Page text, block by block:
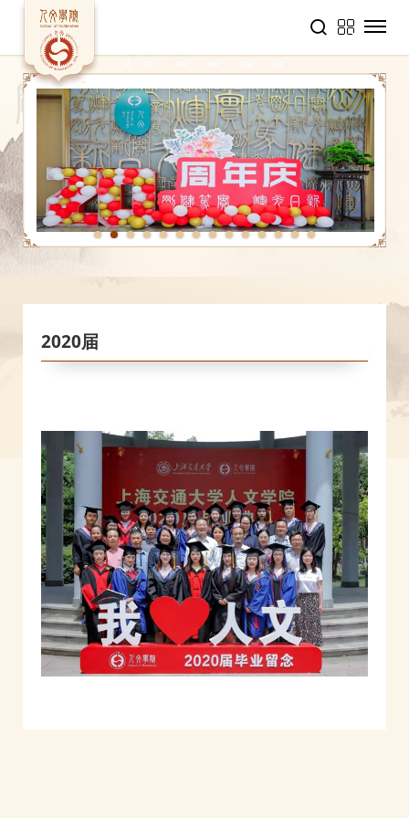
4 5 6 7 8 9 10 11 12 13 14
2020届